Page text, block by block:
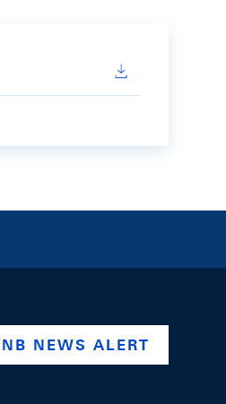
company/swiss-
www.youtube.com/
NEWS ALERT